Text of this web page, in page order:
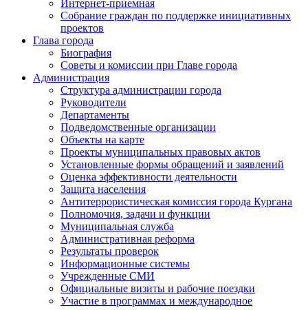
Интернет-приемная
Собрание граждан по поддержке инициативных
проектов
Глава города
Биография
Советы и комиссии при Главе города
Администрация
Структура администрации города
Руководители
Департаменты
Подведомственные организации
Объекты на карте
Проекты муниципальных правовых актов
Установленные формы обращений и заявлений
Оценка эффективности деятельности
Защита населения
Антитеррористическая комиссия города Кургана
Полномочия, задачи и функции
Муниципальная служба
Административная реформа
Результаты проверок
Информационные системы
Учрежденные СМИ
Официальные визиты и рабочие поездки
Участие в программах и международное